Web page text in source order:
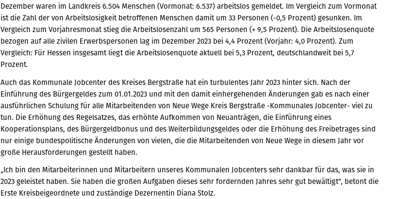
Dezember waren im Landkreis 6.504 Menschen (Vormonat: 6.537) arbeitslos gemeldet. Im Vergleich zum Vormonat
ist die Zahl der von Arbeitslosigkeit betroffenen Menschen damit um 33 Personen (-0,5 Prozent) gesunken. Im
Vergleich zum Vorjahresmonat stieg die Arbeitslosenzahl um 565 Personen (+ 9,5 Prozent). Die Arbeitslosenquote
bezogen auf alle zivilen Erwerbspersonen lag im Dezember 2023 bei 4,4 Prozent (Vorjahr: 4,0 Prozent). Zum
Vergleich: Für Hessen insgesamt liegt die Arbeitslosenquote aktuell bei 5,3 Prozent, deutschlandweit bei 5,7
Prozent.
Auch das Kommunale Jobcenter des Kreises Bergstraße hat ein turbulentes Jahr 2023 hinter sich. Nach der
Einführung des Bürgergeldes zum 01.01.2023 und mit den damit einhergehenden Änderungen gab es nach einer
ausführlichen Schulung für alle Mitarbeitenden von Neue Wege Kreis Bergstraße -Kommunales Jobcenter- viel zu
tun. Die Erhöhung des Regelsatzes, das erhöhte Aufkommen von Neuanträgen, die Einführung eines
Kooperationsplans, des Bürgergeldbonus und des Weiterbildungsgeldes oder die Erhöhung des Freibetrages sind
nur einige bundespolitische Änderungen von vielen, die die Mitarbeitenden von Neue Wege in diesem Jahr vor
große Herausforderungen gestellt haben.
„Ich bin den Mitarbeiterinnen und Mitarbeitern unseres Kommunalen Jobcenters sehr dankbar für das, was sie in
2023 geleistet haben. Sie haben die großen Aufgaben dieses sehr fordernden Jahres sehr gut bewältigt“, betont die
Erste Kreisbeigeordnete und zuständige Dezernentin Diana Stolz.